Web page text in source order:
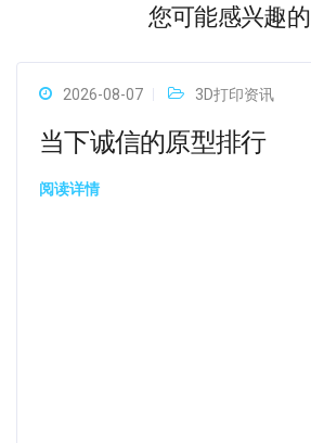
您可能感兴趣的
2026-08-07 3D打印资讯
当下诚信的原型排行
阅读详情